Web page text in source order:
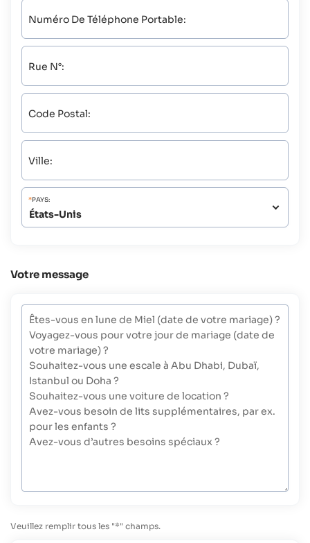
Numéro De Téléphone Portable:
Rue N°:
Code Postal:
Ville:
*PAYS:
Votre message
Veuillez remplir tous les "*" champs.